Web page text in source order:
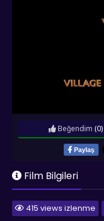
Paylaş
Beğendim (0)
Film Bilgileri
415 views izlenme